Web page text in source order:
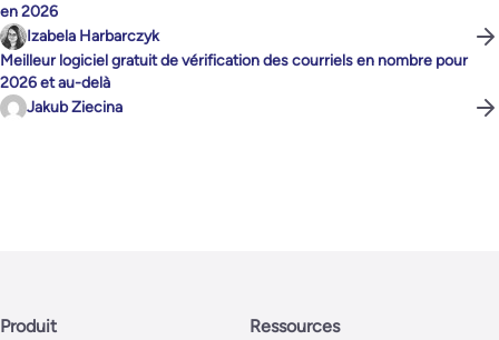
en 2026
Izabela Harbarczyk
Meilleur logiciel gratuit de vérification des courriels en nombre pour
2026 et au-delà
Jakub Ziecina
Produit Ressources